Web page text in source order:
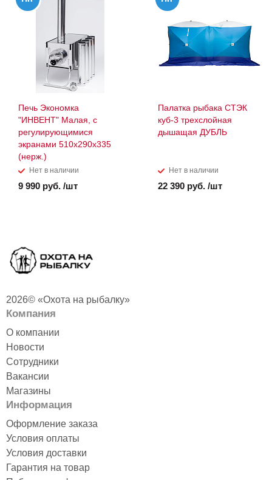
Печь Экономка
"ИНВЕНТ" Малая, с
регулирующимися
экранами 510х290х335
(нерж.)
Нет в наличии
9 990 руб. /шт
Палатка рыбака СТЭК
куб-3 трехслойная
дышащая ДУБЛЬ
Нет в наличии
22 390 руб. /шт
2026© «Охота на рыбалку»
Компания
О компании
Новости
Сотрудники
Вакансии
Магазины
Информация
Оформление заказа
Условия оплаты
Условия доставки
Гарантия на товар